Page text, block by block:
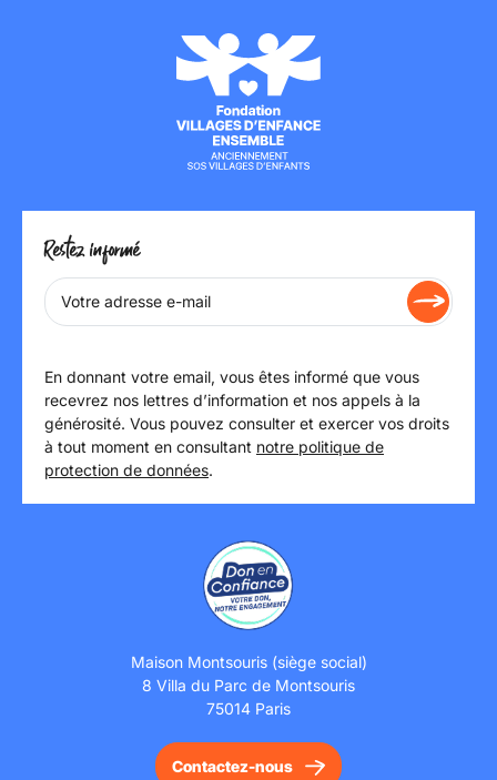
Restez informé
En donnant votre email, vous êtes informé que vous
recevrez nos lettres d’information et nos appels à la
générosité. Vous pouvez consulter et exercer vos droits
à tout moment en consultant notre politique de
protection de données.
Maison Montsouris (siège social)
8 Villa du Parc de Montsouris
75014 Paris
Contactez-nous